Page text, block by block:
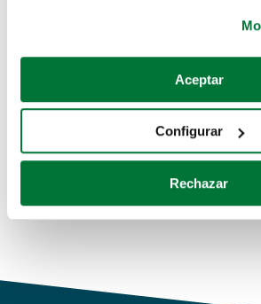
Si lo permite, también quisiéramos:
Recopilar información sobre su
Identificar su dispositivo
para buscar características
Obtenga más información sobre
de cookies.
Aceptar
Configurar
Rechazar
Coches de segunda mano
Coches de km0